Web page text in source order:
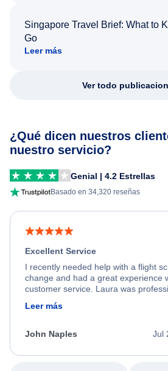
Singapore Travel Brief: What to
Go
Leer más
Ver todo
¿Qué dicen nuestros
nuestro servicio?
Genial | 4.2 Estrellas
Basado en 34,320 reseñas
Excellent Service
I recently needed help with a flight
change and had a great experience
customer service. Laura was
friendly, and very helpful throughout
process. She quickly found a solution
appreciate her excellent service.
Leer más
Jul
John Naples